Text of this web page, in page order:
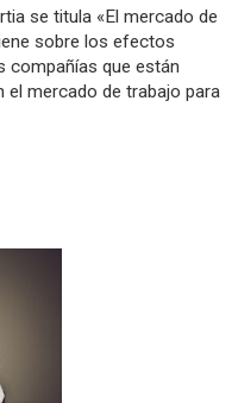
se titula «El mercado de
sobre los efectos
compañías que están
el mercado de trabajo para